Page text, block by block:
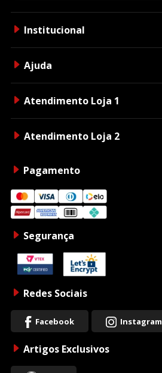
Institucional
Ajuda
Atendimento Loja 1
Atendimento Loja 2
Pagamento
Segurança
Redes Sociais
Facebook Instagram
Artigos Exclusivos